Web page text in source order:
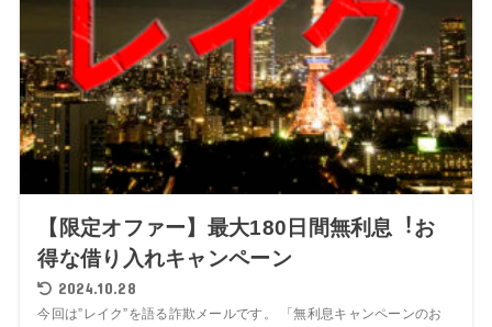
【限定オファー】最⼤180⽇間無利息︕お
得な借り⼊れキャンペーン
2024.10.28
今回は”レイク”を語る詐欺メールです。 「無利息キャンペーンのお